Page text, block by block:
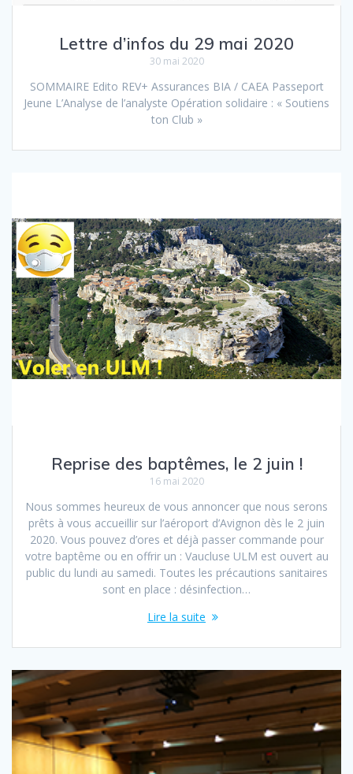
Lettre d’infos du 29 mai 2020
30 mai 2020
SOMMAIRE Edito REV+ Assurances BIA / CAEA Passeport
Jeune L’Analyse de l’analyste Opération solidaire : « Soutiens
ton Club »
Reprise des baptêmes, le 2 juin !
16 mai 2020
Nous sommes heureux de vous annoncer que nous serons
prêts à vous accueillir sur l’aéroport d’Avignon dès le 2 juin
2020. Vous pouvez d’ores et déjà passer commande pour
votre baptême ou en offrir un : Vaucluse ULM est ouvert au
public du lundi au samedi. Toutes les précautions sanitaires
sont en place : désinfection…
Lire la suite